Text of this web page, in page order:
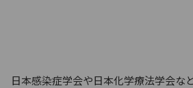
日本感染症学会や日本化学療法学会な